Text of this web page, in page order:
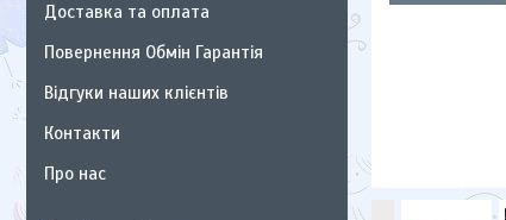
Доставка та оплата
Повернення Обмін Гарантія
Відгуки наших клієнтів
Контакти
Про нас